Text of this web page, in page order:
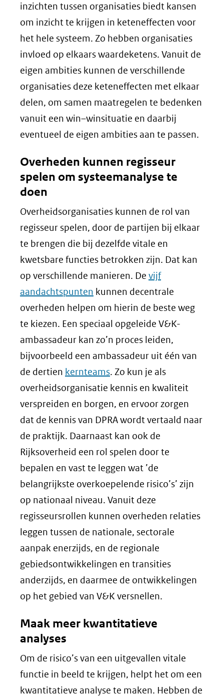
inzichten tussen organisaties biedt kansen
om inzicht te krijgen in keteneffecten voor
het hele systeem. Zo hebben organisaties
invloed op elkaars waardeketens. Vanuit de
eigen ambities kunnen de verschillende
organisaties deze keteneffecten met elkaar
delen, om samen maatregelen te bedenken
vanuit een win–winsituatie en daarbij
eventueel de eigen ambities aan te passen.
Overheden kunnen regisseur
spelen om systeemanalyse te
doen
Overheidsorganisaties kunnen de rol van
regisseur spelen, door de partijen bij elkaar
te brengen die bij dezelfde vitale en
kwetsbare functies betrokken zijn. Dat kan
op verschillende manieren. De vijf
aandachtspunten kunnen decentrale
overheden helpen om hierin de beste weg
te kiezen. Een speciaal opgeleide V&K-
ambassadeur kan zo’n proces leiden,
bijvoorbeeld een ambassadeur uit één van
de dertien kernteams. Zo kun je als
overheidsorganisatie kennis en kwaliteit
verspreiden en borgen, en ervoor zorgen
dat de kennis van DPRA wordt vertaald naar
de praktijk. Daarnaast kan ook de
Rijksoverheid een rol spelen door te
bepalen en vast te leggen wat ’de
belangrijkste overkoepelende risico’s’ zijn
op nationaal niveau. Vanuit deze
regisseursrollen kunnen overheden relaties
leggen tussen de nationale, sectorale
aanpak enerzijds, en de regionale
gebiedsontwikkelingen en transities
anderzijds, en daarmee de ontwikkelingen
op het gebied van V&K versnellen.
Maak meer kwantitatieve
analyses
Om de risico’s van een uitgevallen vitale
functie in beeld te krijgen, helpt het om een
kwantitatieve analyse te maken. Hebben de